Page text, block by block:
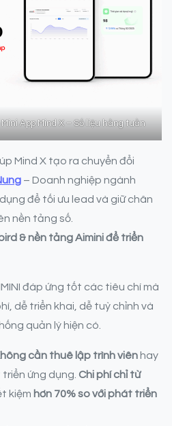
App Mind X – Số liệu hằng tuần
Mind X tạo ra chuyển đổi
– Doanh nghiệp ngành
để tối ưu lead và giữ chân
nền tảng số.
& nền tảng Aimini để triển
đáp ứng tốt các tiêu chí mà
dễ triển khai, dễ tuỳ chỉnh và
quản lý hiện có.
cần thuê lập trình viên hay
ứng dụng. Chi phí chỉ từ
kiệm hơn 70% so với phát triển